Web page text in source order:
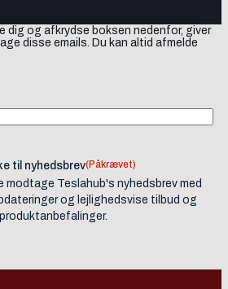
dig og afkrydse boksen nedenfor, giver
disse emails. Du kan altid afmelde
til nyhedsbrev(Påkrævet)
modtage Teslahub's nyhedsbrev med
og lejlighedsvise tilbud og
produktanbefalinger.